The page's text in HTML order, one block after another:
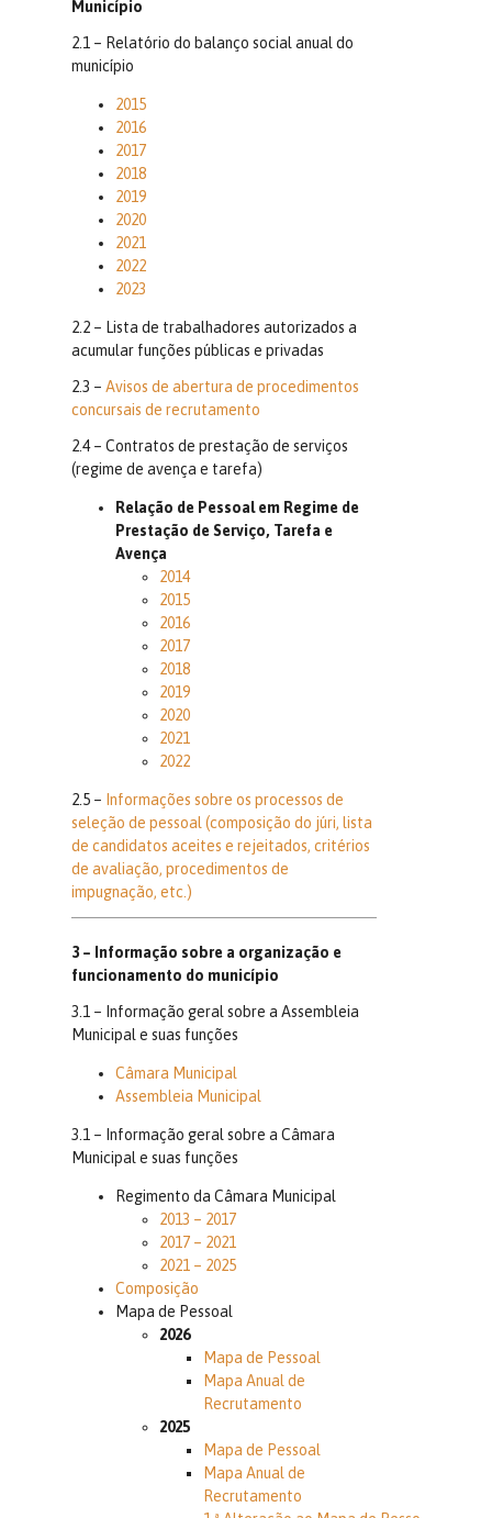
Município
2.1 – Relatório do balanço social anual do
município
2015
2016
2017
2018
2019
2020
2021
2022
2023
2.2 – Lista de trabalhadores autorizados a
acumular funções públicas e privadas
2.3 – Avisos de abertura de procedimentos
concursais de recrutamento
2.4 – Contratos de prestação de serviços
(regime de avença e tarefa)
Relação de Pessoal em Regime de
Prestação de Serviço, Tarefa e
Avença
2014
2015
2016
2017
2018
2019
2020
2021
2022
2.5 – Informações sobre os processos de
seleção de pessoal (composição do júri, lista
de candidatos aceites e rejeitados, critérios
de avaliação, procedimentos de
impugnação, etc.)
3 – Informação sobre a organização e
funcionamento do município
3.1 – Informação geral sobre a Assembleia
Municipal e suas funções
Câmara Municipal
Assembleia Municipal
3.1 – Informação geral sobre a Câmara
Municipal e suas funções
Regimento da Câmara Municipal
2013 – 2017
2017 – 2021
2021 – 2025
Composição
Mapa de Pessoal
2026
Mapa de Pessoal
Mapa Anual de
Recrutamento
2025
Mapa de Pessoal
Mapa Anual de
Recrutamento